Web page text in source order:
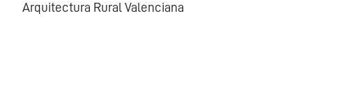
Arquitectura Rural Valenciana